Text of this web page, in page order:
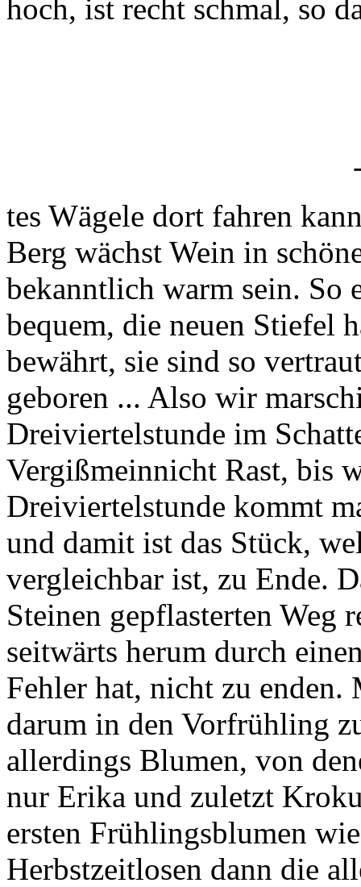
hoch, ist recht schmal, so
tes Wägele dort fahren
Berg wächst Wein in
bekanntlich warm sein. So
bequem, die neuen Stiefel
bewährt, sie sind so
geboren ... Also wir
Dreiviertelstunde im
Vergißmeinnicht Rast, bis
Dreiviertelstunde kommt
und damit ist das Stück,
vergleichbar ist, zu Ende.
Steinen gepflasterten Weg
seitwärts herum durch
Fehler hat, nicht zu enden.
darum in den Vorfrühling
allerdings Blumen, von
nur Erika und zuletzt
ersten Frühlingsblumen
Herbstzeitlosen dann die